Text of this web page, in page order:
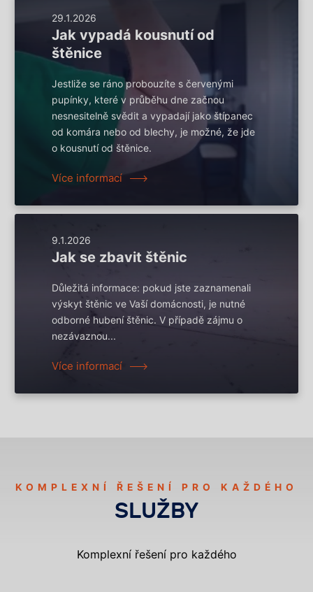
29.1.2026
Jak vypadá kousnutí od
štěnice
Jestliže se ráno probouzíte s červenými
pupínky, které v průběhu dne začnou
nesnesitelně svědit a vypadají jako štípanec
od komára nebo od blechy, je možné, že jde
o kousnutí od štěnice.
Více informací
9.1.2026
Jak se zbavit štěnic
Důležitá informace: pokud jste zaznamenali
výskyt štěnic ve Vaší domácnosti, je nutné
odborné hubení štěnic. V případě zájmu o
nezávaznou...
Více informací
KOMPLEXNÍ ŘEŠENÍ PRO KAŽDÉHO
SLUŽBY
Komplexní řešení pro každého